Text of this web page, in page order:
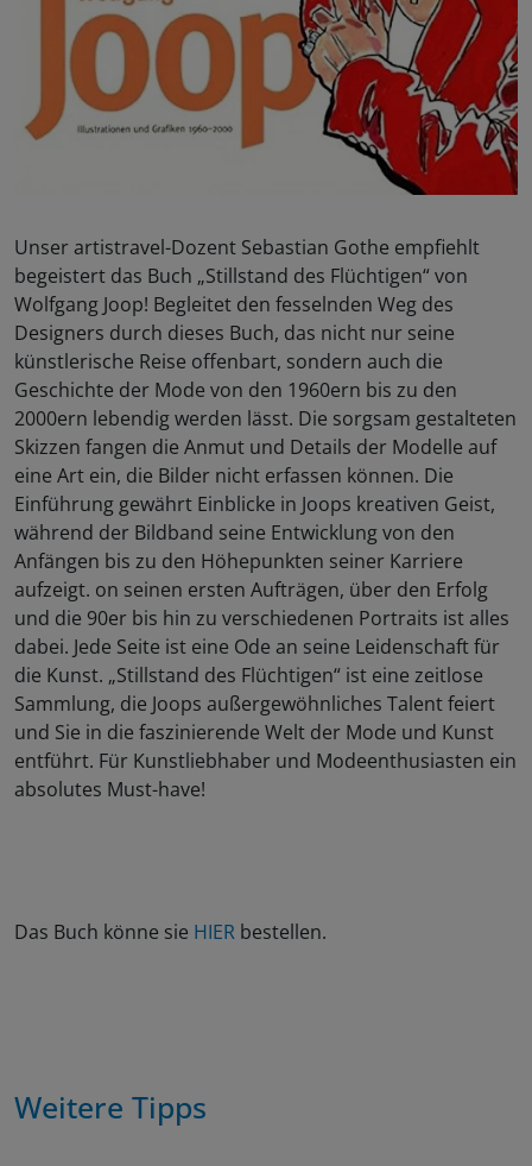
Unser artistravel-Dozent Sebastian Gothe empfiehlt
begeistert das Buch „Stillstand des Flüchtigen“ von
Wolfgang Joop! Begleitet den fesselnden Weg des
Designers durch dieses Buch, das nicht nur seine
künstlerische Reise offenbart, sondern auch die
Geschichte der Mode von den 1960ern bis zu den
2000ern lebendig werden lässt. Die sorgsam gestalteten
Skizzen fangen die Anmut und Details der Modelle auf
eine Art ein, die Bilder nicht erfassen können. Die
Einführung gewährt Einblicke in Joops kreativen Geist,
während der Bildband seine Entwicklung von den
Anfängen bis zu den Höhepunkten seiner Karriere
aufzeigt. on seinen ersten Aufträgen, über den Erfolg
und die 90er bis hin zu verschiedenen Portraits ist alles
dabei. Jede Seite ist eine Ode an seine Leidenschaft für
die Kunst. „Stillstand des Flüchtigen“ ist eine zeitlose
Sammlung, die Joops außergewöhnliches Talent feiert
und Sie in die faszinierende Welt der Mode und Kunst
entführt. Für Kunstliebhaber und Modeenthusiasten ein
absolutes Must-have!
Das Buch könne sie HIER bestellen.
Weitere Tipps